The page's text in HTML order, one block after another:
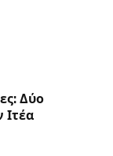
Δύο
Ιτέα